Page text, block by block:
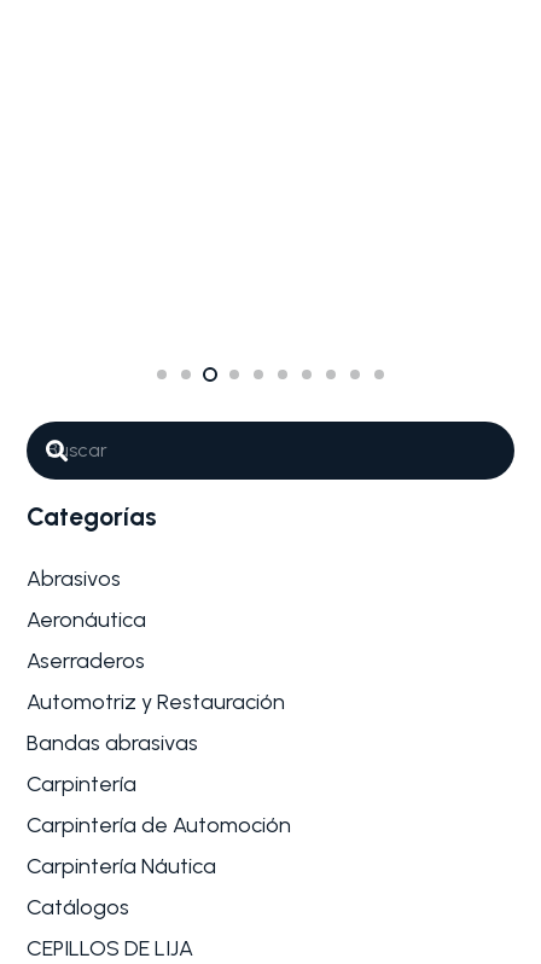
Categorías
Abrasivos
Aeronáutica
Aserraderos
Automotriz y Restauración
Bandas abrasivas
Carpintería
Carpintería de Automoción
Carpintería Náutica
Catálogos
CEPILLOS DE LIJA